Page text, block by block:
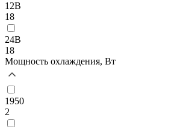
12В
18
24В
18
Мощность охлаждения, Вт
1950
2